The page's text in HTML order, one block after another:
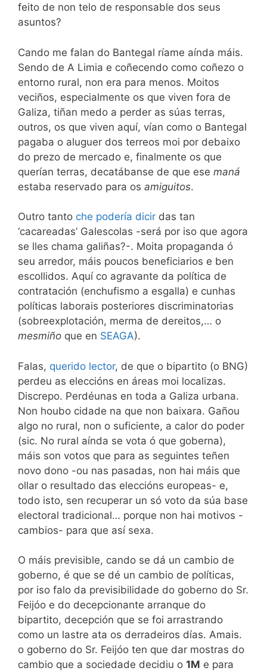
feito de non telo de responsable dos seus
asuntos?
Cando me falan do Bantegal ríame aínda máis.
Sendo de A Limia e coñecendo como coñezo o
entorno rural, non era para menos. Moitos
veciños, especialmente os que viven fora de
Galiza, tiñan medo a perder as súas terras,
outros, os que viven aquí, vían como o Bantegal
pagaba o aluguer dos terreos moi por debaixo
do prezo de mercado e, finalmente os que
querían terras, decatábanse de que ese maná
estaba reservado para os amiguitos.
Outro tanto che podería dicir das tan
‘cacareadas’ Galescolas -será por iso que agora
se lles chama galiñas?-. Moita propaganda ó
seu arredor, máis poucos beneficiarios e ben
escollidos. Aquí co agravante da política de
contratación (enchufismo a esgalla) e cunhas
políticas laborais posteriores discriminatorias
(sobreexplotación, merma de dereitos,… o
mesmiño que en SEAGA).
Falas, querido lector, de que o bipartito (o BNG)
perdeu as eleccións en áreas moi localizas.
Discrepo. Perdéunas en toda a Galiza urbana.
Non houbo cidade na que non baixara. Gañou
algo no rural, non o suficiente, a calor do poder
(sic. No rural aínda se vota ó que goberna),
máis son votos que para as seguintes teñen
novo dono -ou nas pasadas, non hai máis que
ollar o resultado das eleccións europeas- e,
todo isto, sen recuperar un só voto da súa base
electoral tradicional… porque non hai motivos -
cambios- para que así sexa.
O máis previsible, cando se dá un cambio de
goberno, é que se dé un cambio de políticas,
por iso falo da previsibilidade do goberno do Sr.
Feijóo e do decepcionante arranque do
bipartito, decepción que se foi arrastrando
como un lastre ata os derradeiros días. Amais.
o goberno do Sr. Feijóo ten que dar mostras do
cambio que a sociedade decidiu o 1M e para